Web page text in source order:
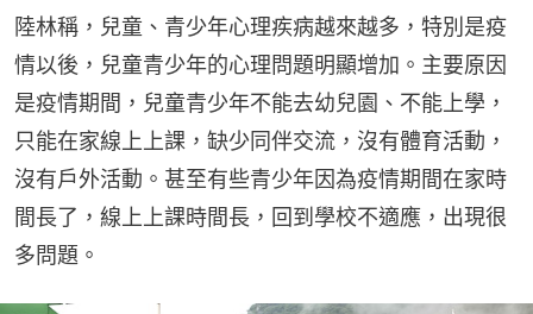
陸林稱，兒童、青少年心理疾病越來越多，特別是疫
情以後，兒童青少年的心理問題明顯增加。主要原因
是疫情期間，兒童青少年不能去幼兒園、不能上學，
只能在家線上上課，缺少同伴交流，沒有體育活動，
沒有戶外活動。甚至有些青少年因為疫情期間在家時
間長了，線上上課時間長，回到學校不適應，出現很
多問題。